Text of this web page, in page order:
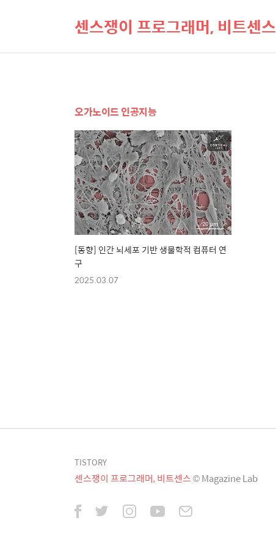
센스쟁이 프로그래머, 비트센스
오가노이드 인공지능
[동향] 인간 뇌세포 기반 생물학적 컴퓨터 연
구
2025.03.07
TISTORY
센스쟁이 프로그래머, 비트센스© Magazine Lab